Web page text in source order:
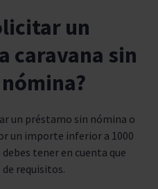
un
caravana sin
un préstamo sin nómina o
un importe inferior a 1000
tener en cuenta que
requisitos.